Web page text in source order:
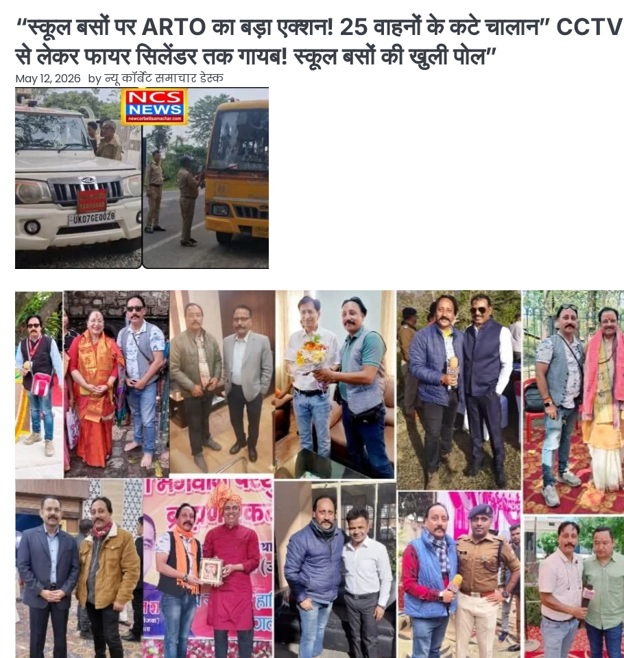
“स्कूल बसों पर ARTO का बड़ा एक्शन! 25 वाहनों के कटे चालान” CCTV
से लेकर फायर सिलेंडर तक गायब! स्कूल बसों की खुली पोल”
May 12, 2026 byन्यू कॉर्बेट समाचार डेस्क